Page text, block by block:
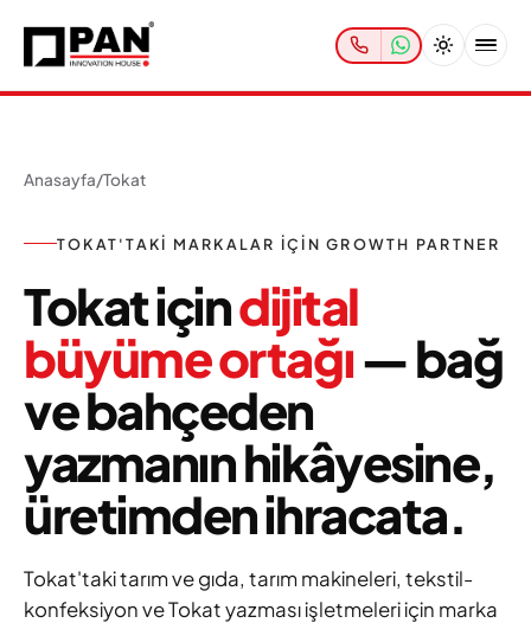
Anasayfa/Tokat
TOKAT'TAKI MARKALAR IÇIN GROWTH PARTNER
Tokat içindijital
büyüme ortağı— bağ
ve bahçeden
yazmanın hikâyesine,
üretimden ihracata.
Tokat'taki tarım ve gıda, tarım makineleri, tekstil-
konfeksiyon ve Tokat yazması işletmeleri için marka